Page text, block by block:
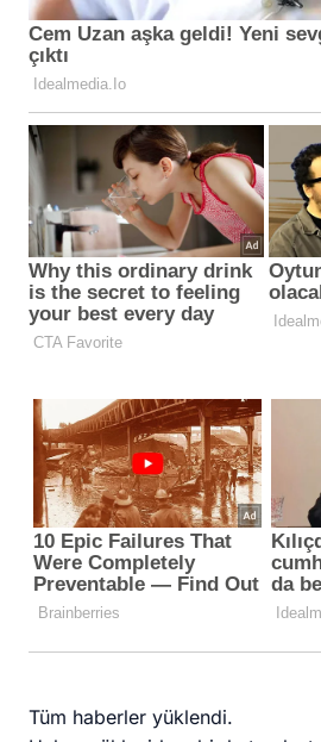
Tüm haberler yüklendi.